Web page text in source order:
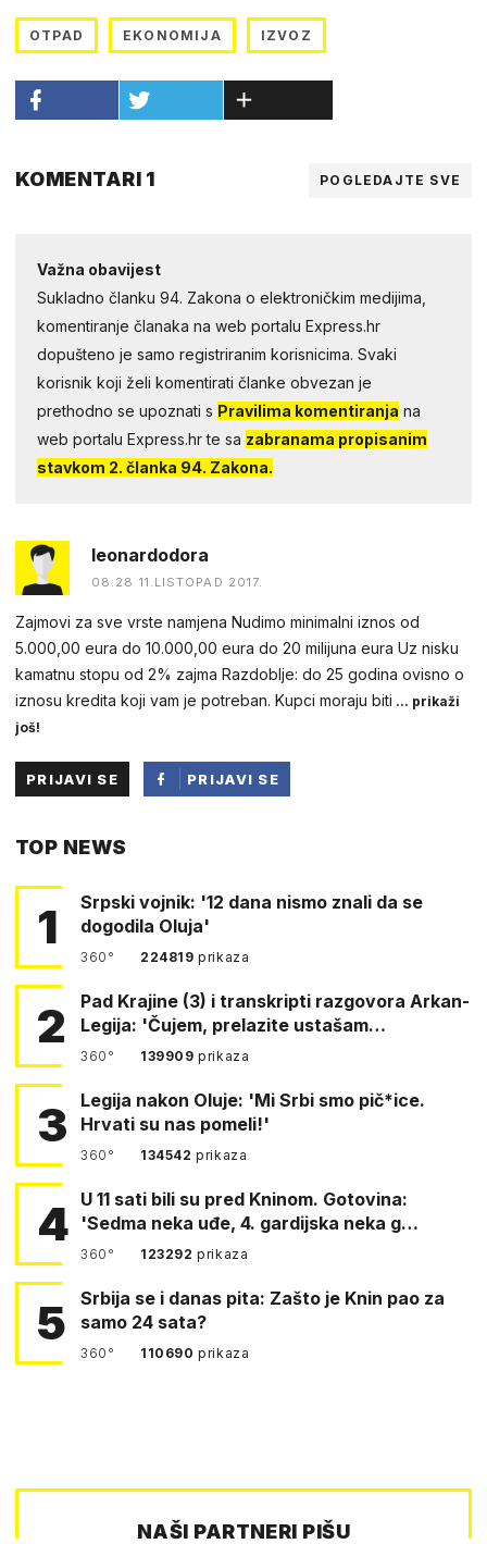
OTPAD EKONOMIJA IZVOZ
KOMENTARI 1 POGLEDAJTE SVE
Važna obavijest
Sukladno članku 94. Zakona o elektroničkim medijima,
komentiranje članaka na web portalu Express.hr
dopušteno je samo registriranim korisnicima. Svaki
korisnik koji želi komentirati članke obvezan je
prethodno se upoznati s Pravilima komentiranja na
web portalu Express.hr te sa zabranama propisanim
stavkom 2. članka 94. Zakona.
leonardodora
08:28 11.LISTOPAD 2017.
Zajmovi za sve vrste namjena Nudimo minimalni iznos od
5.000,00 eura do 10.000,00 eura do 20 milijuna eura Uz nisku
kamatnu stopu od 2% zajma Razdoblje: do 25 godina ovisno o
iznosu kredita koji vam je potreban. Kupci moraju biti ... prikaži
još!
PRIJAVI SE
PRIJAVI SE
TOP NEWS
1
Srpski vojnik: '12 dana nismo znali da se
dogodila Oluja'
360° 224819prikaza
2
Pad Krajine (3) i transkripti razgovora Arkan-
Legija: 'Čujem, prelazite ustašam…
360° 139909prikaza
3
Legija nakon Oluje: 'Mi Srbi smo pič*ice.
Hrvati su nas pomeli!'
360° 134542prikaza
4 U 11 sati bili su pred Kninom. Gotovina:
'Sedma neka uđe, 4. gardijska neka g…
360° 123292prikaza
5
Srbija se i danas pita: Zašto je Knin pao za
samo 24 sata?
360° 110690prikaza
NAŠI PARTNERI PIŠU